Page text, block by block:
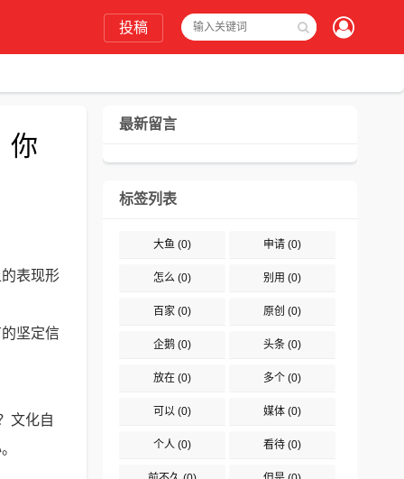
投稿
你
表现形
坚定信
文化自
最新留言
标签列表
大鱼 (0) 申请 (0)
怎么 (0) 别用 (0)
百家 (0) 原创 (0)
企鹅 (0) 头条 (0)
放在 (0) 多个 (0)
可以 (0) 媒体 (0)
个人 (0) 看待 (0)